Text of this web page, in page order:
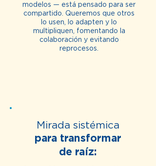
modelos — está pensado para ser
compartido. Queremos que otros
lo usen, lo adapten y lo
multipliquen, fomentando la
colaboración y evitando
reprocesos.​
Mirada sistémica
para transformar
de raíz: